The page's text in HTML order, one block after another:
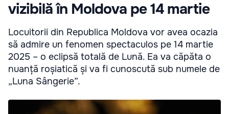
vizibilă în Moldova pe 14 martie
Locuitorii din Republica Moldova vor avea ocazia
să admire un fenomen spectaculos pe 14 martie
2025 – o eclipsă totală de Lună. Ea va căpăta o
nuanță roșiatică și va fi cunoscută sub numele de
„Luna Sângerie”.